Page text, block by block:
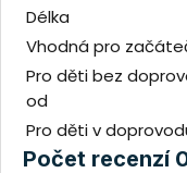
Délka
Vhodná pro
Pro děti bez
od
Pro děti v
Počet recenzí